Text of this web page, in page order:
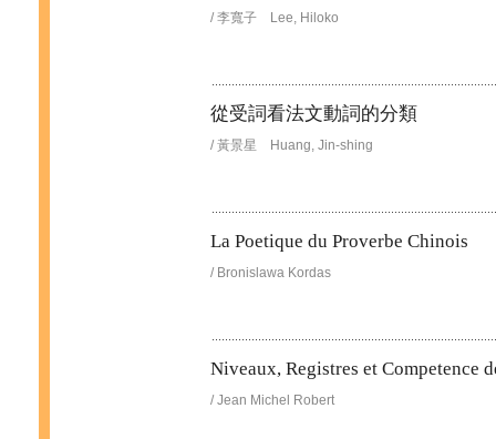
/ 李寬子 Lee, Hiloko
從受詞看法文動詞的分類
/ 黃景星 Huang, Jin-shing
La Poetique du Proverbe Chinois
/ Bronislawa Kordas
Niveaux, Registres et Competence
/ Jean Michel Robert